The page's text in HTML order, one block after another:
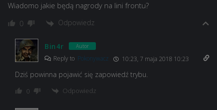
Wiadomo jakie będą nagrody na lini frontu?
0 Odpowiedz
Bin4r Autor
Reply to Pokonywacz 10:23, 7 maja 2018 10:23
Dziś powinna pojawić się zapowiedź trybu.
0 Odpowiedz